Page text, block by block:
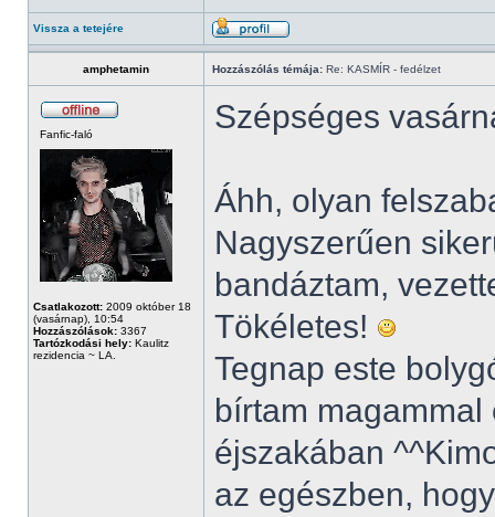
Vissza a tetejére
amphetamin Hozzászólás témája: Re: KASMÍR - fedélzet
Fanfic-faló
Csatlakozott: 2009 október 18
(vasárnap), 10:54
Hozzászólások: 3367
Tartózkodási hely: Kaulitz
rezidencia ~ LA.
Szépséges
Áhh, olyan
Nagyszerűen
bandáztam,
Tökéletes!
Tegnap este
bírtam
éjszakában
az egészben,